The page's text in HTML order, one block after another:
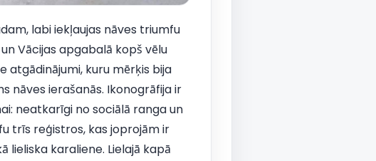
labi iekļaujas nāves triumfu
Vācijas apgabalā kopš vēlu
atgādinājumi, kuru mērķis bija
nāves ierašanās. Ikonogrāfija ir
neatkarīgi no sociālā ranga un
trīs reģistros, kas joprojām ir
lieliska karaliene. Lielajā kapā